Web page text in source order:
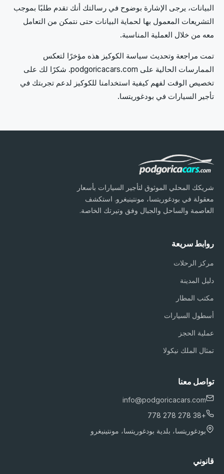
البيانات، يرجى الإشارة بوضوح في رسالتك أنك تقدم طلبًا بموجب
التشريعات المعمول بها لحماية البيانات حتى نتمكن من التعامل
معه من خلال العملية المناسبة.
تمت مراجعة وتحديث سياسة الكوكيز هذه مؤخرًا لتعكس
الممارسات الحالية على podgoricacars.com. شكرًا لك على
تخصيص الوقت لفهم كيفية استخدامنا للكوكيز لدعم تجربتك في
تأجير السيارات في بودغوريتسا.
شريكك المحلي الموثوق لتأجير السيارات بأسعار
معقولة في بودغوريتسا، مونتينيغرو. استكشف
العاصمة والساحل والجبال وفق وتيرتك الخاصة.
روابط سريعة
مركز الرحلات
دليل المدينة
مكتب المطار
أسطول السيارات
عملية الحجز
تمثال الملك نيكولا
تواصل معنا
info@podgoricacars.com
+38 278 278 778
بودغوريتسا، بلدية بودغوريتسا، مونتينيغرو
قانوني